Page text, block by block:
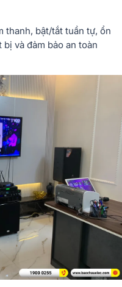
thanh, bật/tắt tuần tự, ổn
và đảm bảo an toàn